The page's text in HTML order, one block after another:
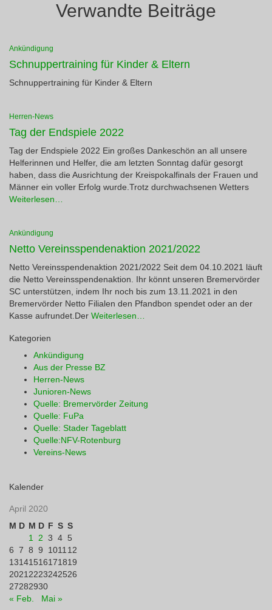
Verwandte Beiträge
Ankündigung
Schnuppertraining für Kinder & Eltern
Schnuppertraining für Kinder & Eltern
Herren-News
Tag der Endspiele 2022
Tag der Endspiele 2022 Ein großes Dankeschön an all unsere
Helferinnen und Helfer, die am letzten Sonntag dafür gesorgt
haben, dass die Ausrichtung der Kreispokalfinals der Frauen und
Männer ein voller Erfolg wurde.Trotz durchwachsenen Wetters
Weiterlesen…
Ankündigung
Netto Vereinsspendenaktion 2021/2022
Netto Vereinsspendenaktion 2021/2022 Seit dem 04.10.2021 läuft
die Netto Vereinsspendenaktion. Ihr könnt unseren Bremervörder
SC unterstützen, indem Ihr noch bis zum 13.11.2021 in den
Bremervörder Netto Filialen den Pfandbon spendet oder an der
Kasse aufrundet.Der Weiterlesen…
Kategorien
Ankündigung
Aus der Presse BZ
Herren-News
Junioren-News
Quelle: Bremervörder Zeitung
Quelle: FuPa
Quelle: Stader Tageblatt
Quelle:NFV-Rotenburg
Vereins-News
Kalender
April 2020
M D M D F S S
1
2 3 4 5
6 7 8 9 1011 12
13141516171819
2021 2223242526
27282930
« Feb.
Mai »